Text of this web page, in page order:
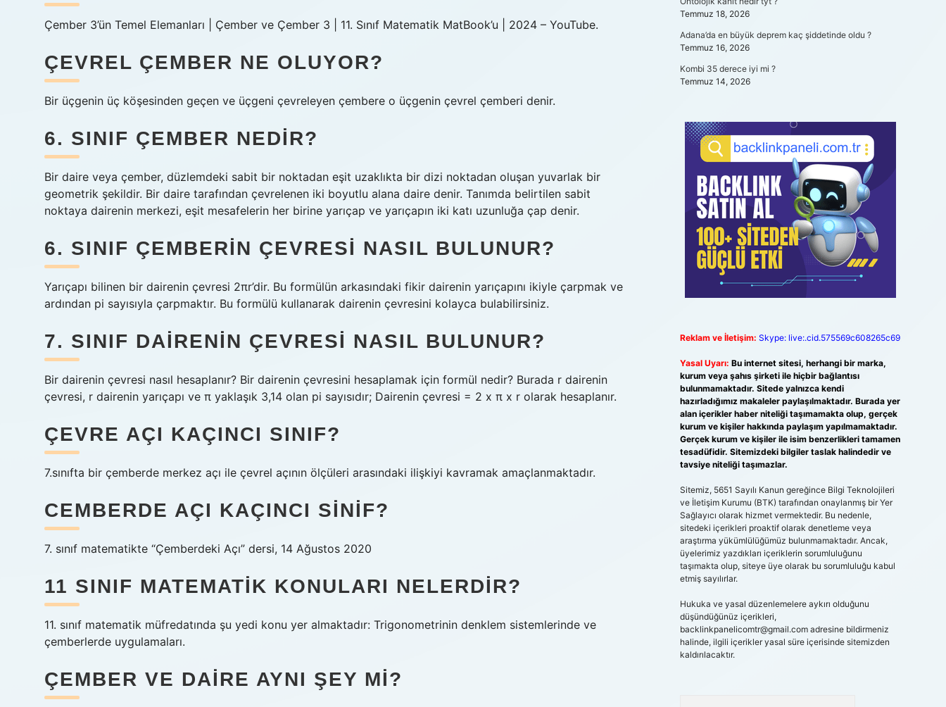
Çember 3’ün Temel Elemanları | Çember ve Çember 3 | 11. Sınıf Matematik MatBook’u | 2024 – YouTube.
ÇEVREL ÇEMBER NE OLUYOR?
Bir üçgenin üç köşesinden geçen ve üçgeni çevreleyen çembere o üçgenin çevrel çemberi denir.
6. SINIF ÇEMBER NEDIR?
Bir daire veya çember, düzlemdeki sabit bir noktadan eşit uzaklıkta bir dizi noktadan oluşan yuvarlak bir
geometrik şekildir. Bir daire tarafından çevrelenen iki boyutlu alana daire denir. Tanımda belirtilen sabit
noktaya dairenin merkezi, eşit mesafelerin her birine yarıçap ve yarıçapın iki katı uzunluğa çap denir.
6. SINIF ÇEMBERIN ÇEVRESI NASIL BULUNUR?
Yarıçapı bilinen bir dairenin çevresi 2πr’dir. Bu formülün arkasındaki fikir dairenin yarıçapını ikiyle çarpmak ve
ardından pi sayısıyla çarpmaktır. Bu formülü kullanarak dairenin çevresini kolayca bulabilirsiniz.
7. SINIF DAIRENIN ÇEVRESI NASIL BULUNUR?
Bir dairenin çevresi nasıl hesaplanır? Bir dairenin çevresini hesaplamak için formül nedir? Burada r dairenin
çevresi, r dairenin yarıçapı ve π yaklaşık 3,14 olan pi sayısıdır; Dairenin çevresi = 2 x π x r olarak hesaplanır.
ÇEVRE AÇI KAÇINCI SINIF?
7.sınıfta bir çemberde merkez açı ile çevrel açının ölçüleri arasındaki ilişkiyi kavramak amaçlanmaktadır.
CEMBERDE AÇI KAÇINCI SINIF?
7. sınıf matematikte “Çemberdeki Açı” dersi, 14 Ağustos 2020
11 SINIF MATEMATIK KONULARI NELERDIR?
11. sınıf matematik müfredatında şu yedi konu yer almaktadır: Trigonometrinin denklem sistemlerinde ve
çemberlerde uygulamaları.
ÇEMBER VE DAIRE AYNI ŞEY MI?
Temmuz 18, 2026
Adana’da en büyük deprem kaç şiddetinde oldu ?
Temmuz 16, 2026
Kombi 35 derece iyi mi ?
Temmuz 14, 2026
Reklam ve İletişim: Skype: live:.cid.575569c608265c69
Yasal Uyarı: Bu internet sitesi, herhangi bir marka,
kurum veya şahıs şirketi ile hiçbir bağlantısı
bulunmamaktadır. Sitede yalnızca kendi
hazırladığımız makaleler paylaşılmaktadır. Burada yer
alan içerikler haber niteliği taşımamakta olup, gerçek
kurum ve kişiler hakkında paylaşım yapılmamaktadır.
Gerçek kurum ve kişiler ile isim benzerlikleri tamamen
tesadüfidir. Sitemizdeki bilgiler taslak halindedir ve
tavsiye niteliği taşımazlar.
Sitemiz, 5651 Sayılı Kanun gereğince Bilgi Teknolojileri
ve İletişim Kurumu (BTK) tarafından onaylanmış bir Yer
Sağlayıcı olarak hizmet vermektedir. Bu nedenle,
sitedeki içerikleri proaktif olarak denetleme veya
araştırma yükümlülüğümüz bulunmamaktadır. Ancak,
üyelerimiz yazdıkları içeriklerin sorumluluğunu
taşımakta olup, siteye üye olarak bu sorumluluğu kabul
etmiş sayılırlar.
Hukuka ve yasal düzenlemelere aykırı olduğunu
düşündüğünüz içerikleri,
backlinkpanelicomtr@gmail.comadresine bildirmeniz
halinde, ilgili içerikler yasal süre içerisinde sitemizden
kaldırılacaktır.